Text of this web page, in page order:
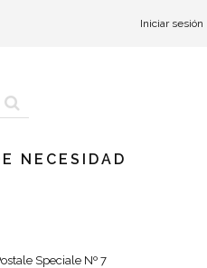
Iniciar sesión
NECESIDAD
Speciale Nº 7